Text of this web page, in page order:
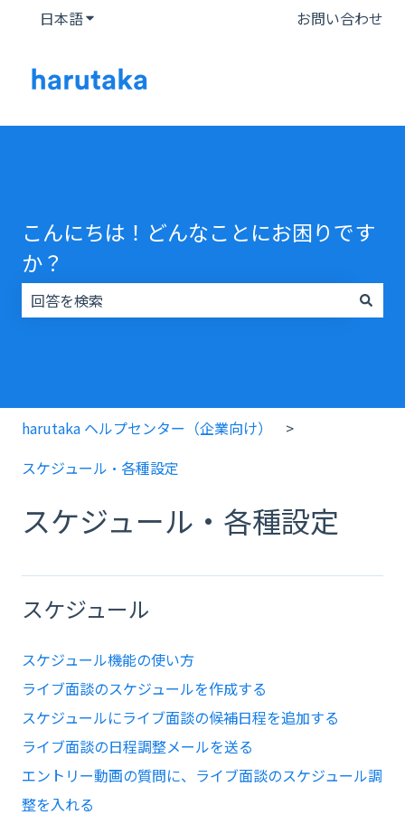
日本語翻訳のサブメニューを表示 お問い合わせ
こんにちは！どんなことにお困りです
か？
harutaka ヘルプセンター（企業向け）
スケジュール・各種設定
スケジュール・各種設定
スケジュール
スケジュール機能の使い方
ライブ面談のスケジュールを作成する
スケジュールにライブ面談の候補日程を追加する
ライブ面談の日程調整メールを送る
エントリー動画の質問に、ライブ面談のスケジュール調
整を入れる